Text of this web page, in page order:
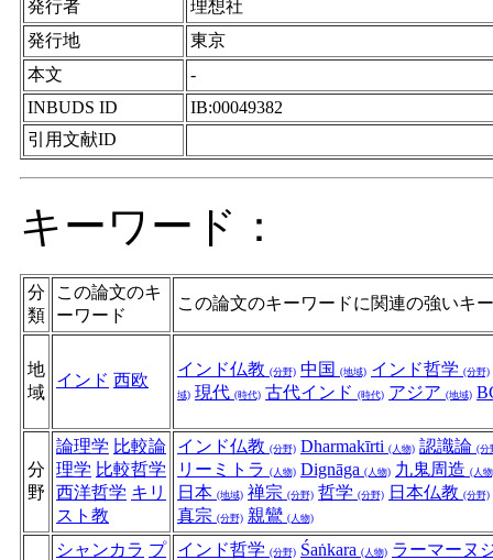
発行者
理想社
発行地
東京
本文
-
INBUDS ID
IB:00049382
引用文献ID
キーワード：
分
類
この論文のキ
ーワード
この論文のキーワードに関連の強いキ
地
域
インド 西欧
インド仏教 (分野) 中国 (地域) インド哲学 (分野)
域) 現代 (時代) 古代インド (時代) アジア (地域)
分
野
論理学 比較論
理学 比較哲学
西洋哲学 キリ
スト教
インド仏教 (分野) Dharmakīrti (人物) 認識論 (分
リーミトラ (人物) Dignāga (人物) 九鬼周造 (人
日本 (地域) 禅宗 (分野) 哲学 (分野) 日本仏教 (分野)
真宗 (分野) 親鸞 (人物)
シャンカラ プ
インド哲学 (分野) Śaṅkara (人物) ラーマーヌ